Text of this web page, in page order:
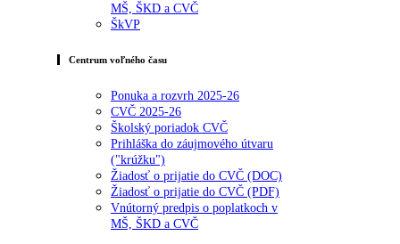
MŠ, ŠKD a CVČ
ŠkVP
Centrum voľného času
Ponuka a rozvrh 2025-26
CVČ 2025-26
Školský poriadok CVČ
Prihláška do záujmového útvaru
("krúžku")
Žiadosť o prijatie do CVČ (DOC)
Žiadosť o prijatie do CVČ (PDF)
Vnútorný predpis o poplatkoch v
MŠ, ŠKD a CVČ